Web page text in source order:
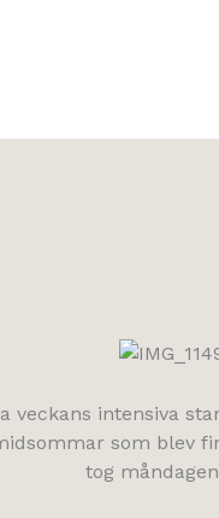
veckans intensiva
som blev
tog